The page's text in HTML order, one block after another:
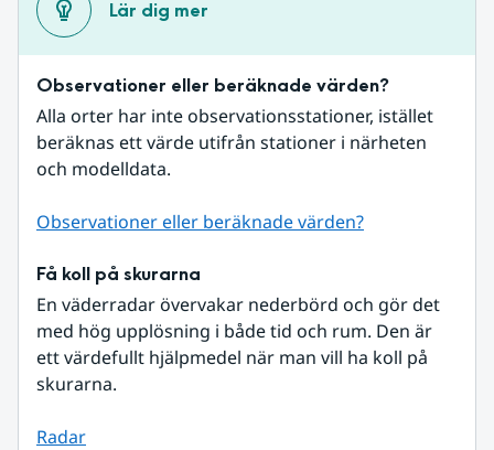
Lär dig mer
Observationer eller beräknade värden?
Alla orter har inte observationsstationer, istället
beräknas ett värde utifrån stationer i närheten
och modelldata.
Observationer eller beräknade värden?
Få koll på skurarna
En väderradar övervakar nederbörd och gör det
med hög upplösning i både tid och rum. Den är
ett värdefullt hjälpmedel när man vill ha koll på
skurarna.
Radar